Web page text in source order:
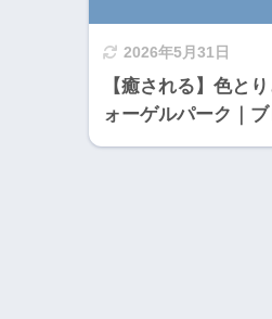
2026年5月31日
【癒される】色と
ォーゲルパーク｜